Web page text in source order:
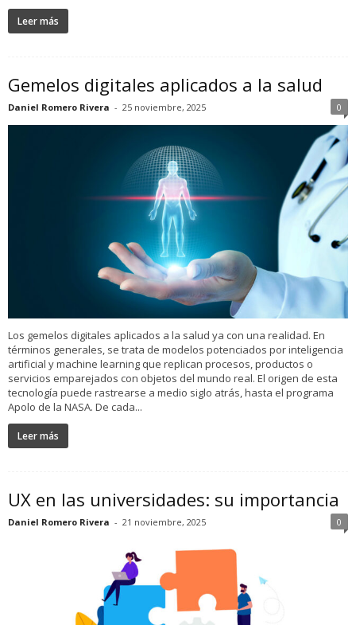
Leer más
Gemelos digitales aplicados a la salud
Daniel Romero Rivera - 25 noviembre, 2025 0
Los gemelos digitales aplicados a la salud ya con una realidad. En
términos generales, se trata de modelos potenciados por inteligencia
artificial y machine learning que replican procesos, productos o
servicios emparejados con objetos del mundo real. El origen de esta
tecnología puede rastrearse a medio siglo atrás, hasta el programa
Apolo de la NASA. De cada...
Leer más
UX en las universidades: su importancia
Daniel Romero Rivera - 21 noviembre, 2025 0